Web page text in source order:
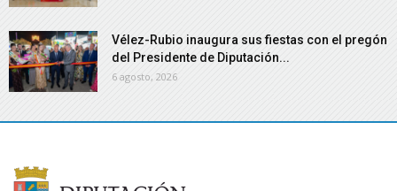
Vélez-Rubio inaugura sus fiestas con el pregón
del Presidente de Diputación...
6 agosto, 2026